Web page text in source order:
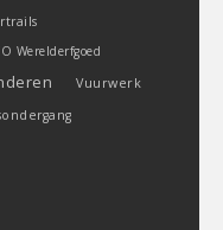
Werelderfgoed
Vuurwerk